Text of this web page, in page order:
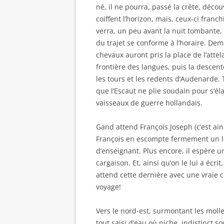
né, il ne pourra, passé la crête,
coiffent l’horizon, mais, ceux-ci
verra, un peu avant la nuit
du trajet se conforme à l’horaire.
chevaux auront pris la place de
frontière des langues, puis la
les tours et les redents
que l’Escaut ne plie soudain pour
vaisseaux de guerre hollandais.
Gand attend François Joseph (c’est
François en escompte fermement
d’enseignant. Plus encore, il espère
cargaison. Et, ainsi qu’on le lui a
attend cette dernière avec une vraie
voyage!
Vers le nord-est, surmontant les